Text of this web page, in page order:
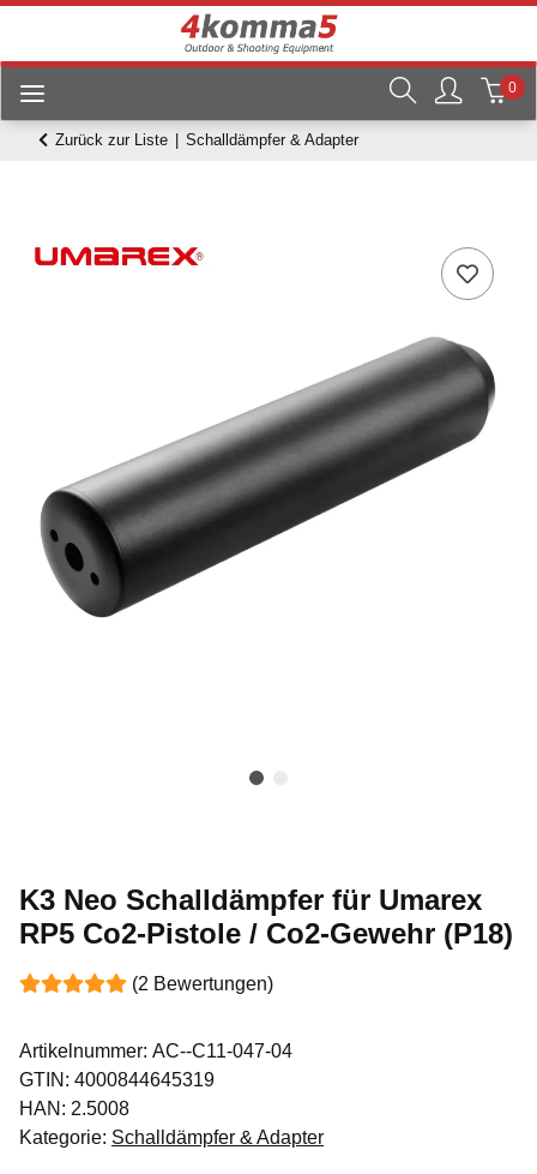
0
Zurück zur Liste Schalldämpfer & Adapter
K3 Neo Schalldämpfer für Umarex
RP5 Co2-Pistole / Co2-Gewehr (P18)
(2 Bewertungen)
Artikelnummer: AC--C11-047-04
GTIN: 4000844645319
HAN: 2.5008
Kategorie: Schalldämpfer & Adapter